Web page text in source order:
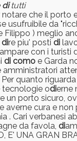
ditutti
notare che il porto
usufruibile da
Filippo ) meglio
dire piu' posti di
con i turisti
di como e Garda
amministratori
Per quanto
odierne
un porto sicuro,
averne cura e non
. Cari verbanesi
da favola, di
E' UNA GRAN